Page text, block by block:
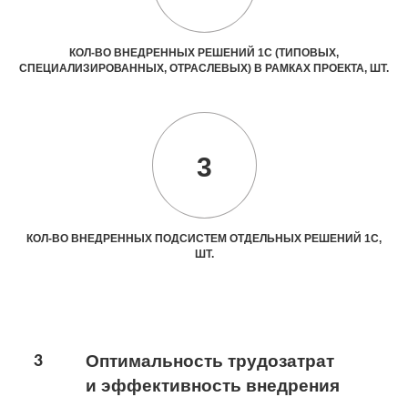
КОЛ-ВО ВНЕДРЕННЫХ РЕШЕНИЙ 1С (ТИПОВЫХ,
СПЕЦИАЛИЗИРОВАННЫХ, ОТРАСЛЕВЫХ) В РАМКАХ ПРОЕКТА, ШТ.
3
КОЛ-ВО ВНЕДРЕННЫХ ПОДСИСТЕМ ОТДЕЛЬНЫХ РЕШЕНИЙ 1С,
ШТ.
3
Оптимальность трудозатрат
и эффективность внедрения